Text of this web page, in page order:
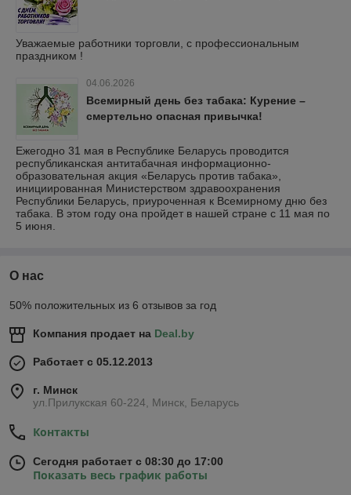
Уважаемые работники торговли, с профессиональным
праздником !
04.06.2026
Всемирный день без табака: Курение –
смертельно опасная привычка!
Ежегодно 31 мая в Республике Беларусь проводится
республиканская антитабачная информационно-
образовательная акция «Беларусь против табака»,
инициированная Министерством здравоохранения
Республики Беларусь, приуроченная к Всемирному дню без
табака. В этом году она пройдет в нашей стране с 11 мая по
5 июня.
О нас
50% положительных из 6 отзывов за год
Компания продает на Deal.by
Работает с 05.12.2013
г. Минск
ул.Прилукская 60-224, Минск, Беларусь
Контакты
Сегодня работает с 08:30 до 17:00
Показать весь график работы